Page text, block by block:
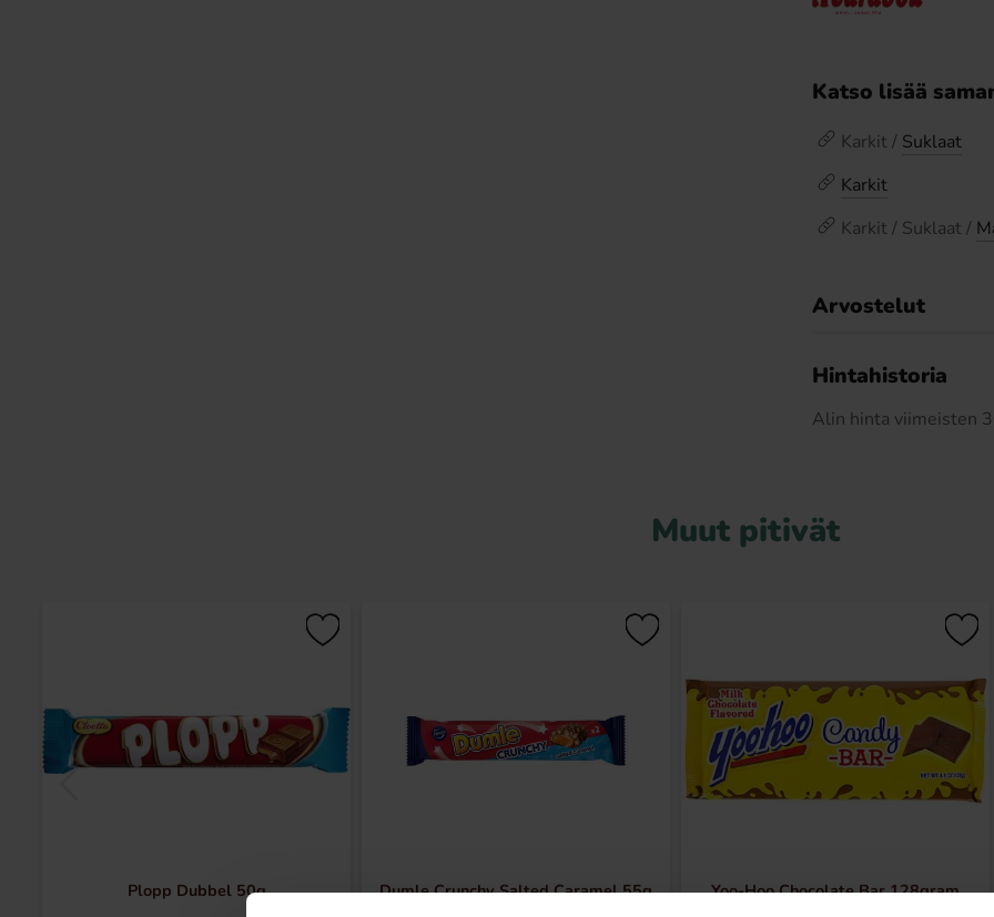
Katso lisää
Karkit / Suklaat
Karkit
Karkit / Suklaat /
Arvostelut
Hintahistoria
Alin hinta viimeisten
Muut pitivät
Plopp Dubbel 50g Dumle Crunchy Salted Caramel 55g Yoo-Hoo Chocolate Bar 128gram